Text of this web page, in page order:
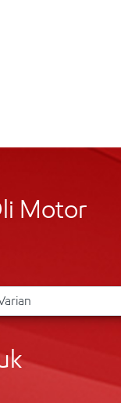
Motor